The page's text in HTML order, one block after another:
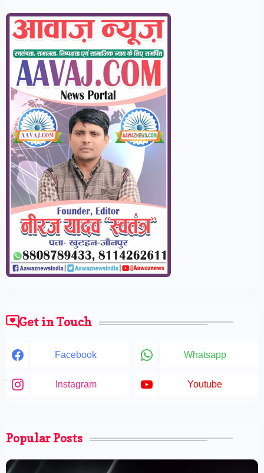
Get in Touch
Facebook Whatsapp
Instagram Youtube
Popular Posts